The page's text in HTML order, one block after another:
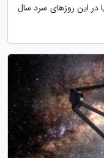
در این روزهای سرد سال